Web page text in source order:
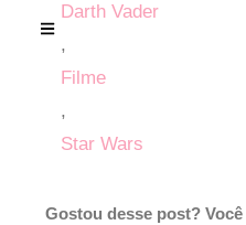
Darth Vader
,
Filme
,
Star Wars
Gostou desse post?